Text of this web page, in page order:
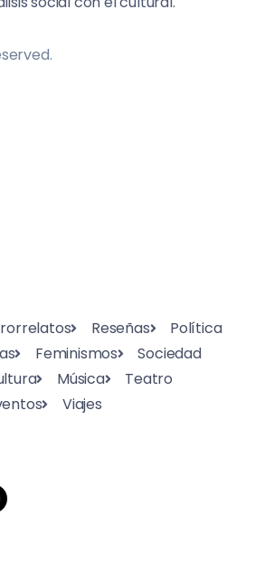
Reseñas
Política
Feminismos
Sociedad
Música
Teatro
Viajes